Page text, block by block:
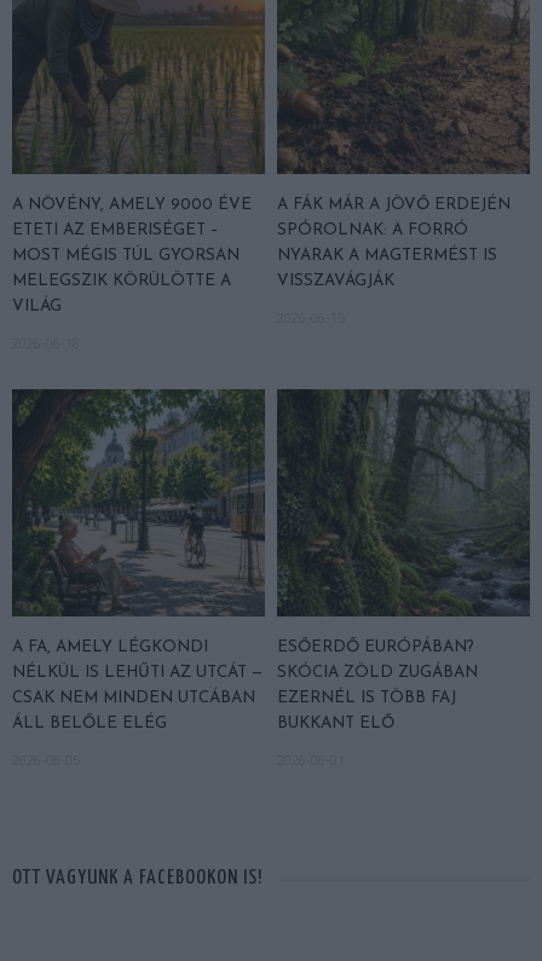
A NÖVÉNY, AMELY 9000 ÉVE
ETETI AZ EMBERISÉGET –
MOST MÉGIS TÚL GYORSAN
MELEGSZIK KÖRÜLÖTTE A
VILÁG
A FÁK MÁR A JÖVŐ ERDEJÉN
SPÓROLNAK: A FORRÓ
NYARAK A MAGTERMÉST IS
VISSZAVÁGJÁK
A FA, AMELY LÉGKONDI
NÉLKÜL IS LEHŰTI AZ UTCÁT —
CSAK NEM MINDEN UTCÁBAN
ÁLL BELŐLE ELÉG
ESŐERDŐ EURÓPÁBAN?
SKÓCIA ZÖLD ZUGÁBAN
EZERNÉL IS TÖBB FAJ
BUKKANT ELŐ
OTT VAGYUNK A FACEBOOKON IS!